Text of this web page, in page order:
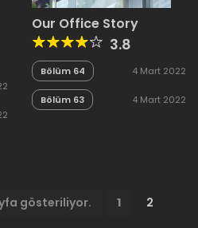
Our Office Story
3.8
Bölüm 64 4 Mart 2022
Bölüm 63 4 Mart 2022
gösteriliyor. 1
2